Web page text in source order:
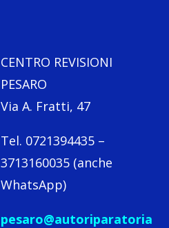
CENTRO REVISIONI
PESARO
Via A. Fratti, 47
Tel. 0721394435 –
3713160035 (anche
WhatsApp)
pesaro@autoriparatoria